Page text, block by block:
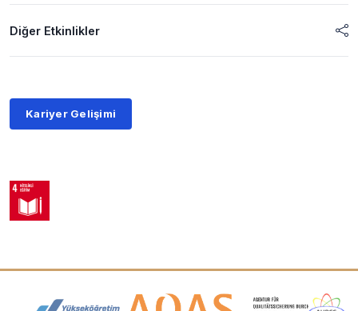
Diğer Etkinlikler
Kariyer Gelişimi
Akreditasyon ve Üyelik Logoları